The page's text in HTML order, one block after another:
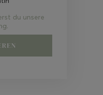
du unsere